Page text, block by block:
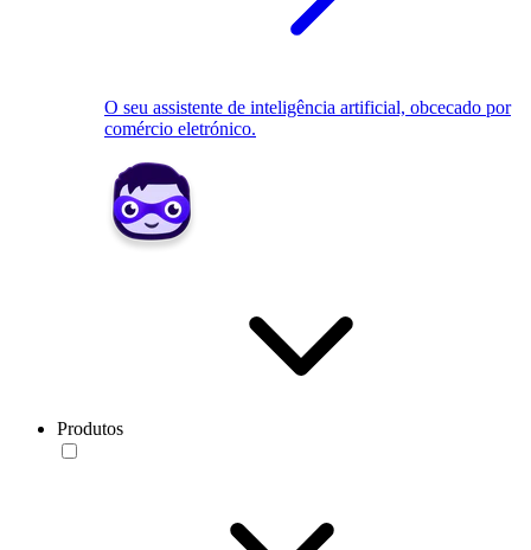
O seu assistente de inteligência artificial, obcecado por
comércio eletrónico.
Produtos